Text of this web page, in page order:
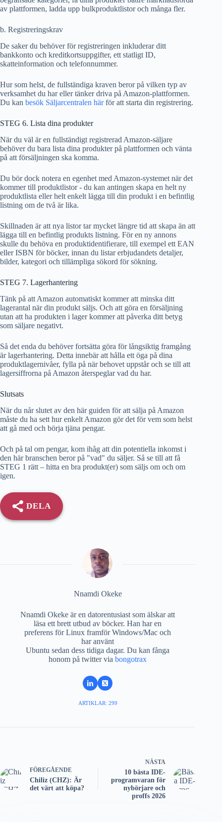
av plattformen, ladda upp bulkproduktlistor och många fler.
b. Registreringskrav
De saker du behöver för registreringen inkluderar ditt
bankkonto och kreditkortsuppgifter, ett statligt ID,
skatteinformation och telefonnummer.
Hur som helst, de fullständiga kraven beror på vilken typ av
verksamhet du har eller tänker driva på Amazon-plattformen.
Du kan besök Säljarcentralen härför att starta din registrering.
STEG 6. Lista dina produkter
När du väl är en fullständigt registrerad Amazon-säljare
behöver du bara lista dina produkter på plattformen och vänta
på att försäljningen ska komma.
Du bör dock notera en egenhet med Amazon-systemet när det
kommer till produktlistor - du kan antingen skapa en helt ny
produktlista eller helt enkelt lägga till din produkt i en befintlig
listning om de två är lika.
Skillnaden är att nya listor tar mycket längre tid att skapa än att
lägga till en befintlig produkts listning. För en ny annons
skulle du behöva en produktidentifierare, till exempel ett EAN
eller ISBN för böcker, innan du listar erbjudandets detaljer,
bilder, kategori och tillämpliga sökord för sökning.
STEG 7. Lagerhantering
Tänk på att Amazon automatiskt kommer att minska ditt
lagerantal när din produkt säljs. Och att göra en försäljning
utan att ha produkten i lager kommer att påverka ditt betyg
som säljare negativt.
Så det enda du behöver fortsätta göra för långsiktig framgång
är lagerhantering. Detta innebär att hålla ett öga på dina
produktlagernivåer, fylla på när behovet uppstår och se till att
lagersiffrorna på Amazon återspeglar vad du har.
Slutsats
När du når slutet av den här guiden för att sälja på Amazon
måste du ha sett hur enkelt Amazon gör det för vem som helst
att gå med och börja tjäna pengar.
Och på tal om pengar, kom ihåg att din potentiella inkomst i
den här branschen beror på "vad" du säljer. Så se till att få
STEG 1 rätt – hitta en bra produkt(er) som säljs om och om
igen.
DELA
Nnamdi Okeke
Nnamdi Okeke är en datorentusiast som älskar att
läsa ett brett utbud av böcker. Han har en
preferens för Linux framför Windows/Mac och
har använt
Ubuntu sedan dess tidiga dagar. Du kan fånga
honom på twitter viabongotrax
ARTIKLAR: 299
FÖREGÅENDE
Chiliz (CHZ): Är
det värt att köpa?
NÄSTA
10 bästa IDE-
programvaran för
nybörjare och
proffs 2026